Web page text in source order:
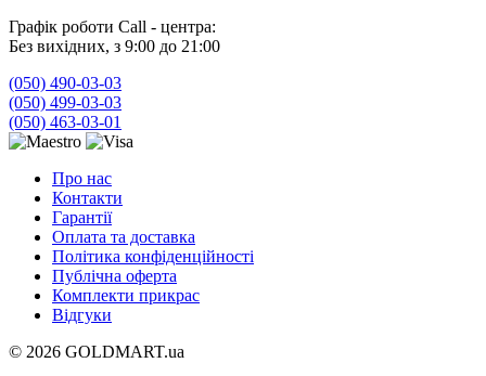
Графік роботи Call - центра:
Без вихідних, з 9:00 до 21:00
(050) 490-03-03
(050) 499-03-03
(050) 463-03-01
Про нас
Контакти
Гарантії
Оплата та доставка
Політика конфіденційності
Публічна оферта
Комплекти прикрас
Відгуки
© 2026 GOLDMART.ua